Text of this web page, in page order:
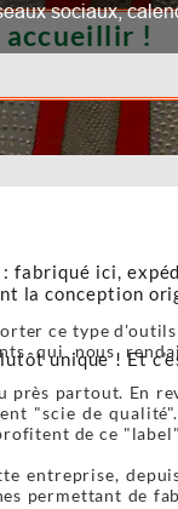
ce type
qui nous
partout. En
"scie de
de ce
entreprise,
permettant de
accueillir !
ici,
la conception
unique ! Et
sociaux,